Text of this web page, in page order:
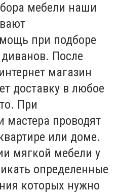
мебели наши
при подборе
После
магазин
доставку в любое
При
мастера проводят
или доме.
мягкой мебели у
определенные
которых нужно